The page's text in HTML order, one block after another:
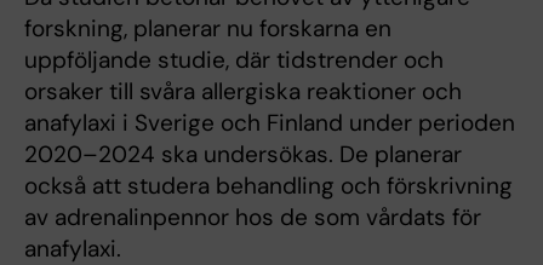
forskning, planerar nu forskarna en
uppföljande studie, där tidstrender och
orsaker till svåra allergiska reaktioner och
anafylaxi i Sverige och Finland under perioden
2020–2024 ska undersökas. De planerar
också att studera behandling och förskrivning
av adrenalinpennor hos de som vårdats för
anafylaxi.